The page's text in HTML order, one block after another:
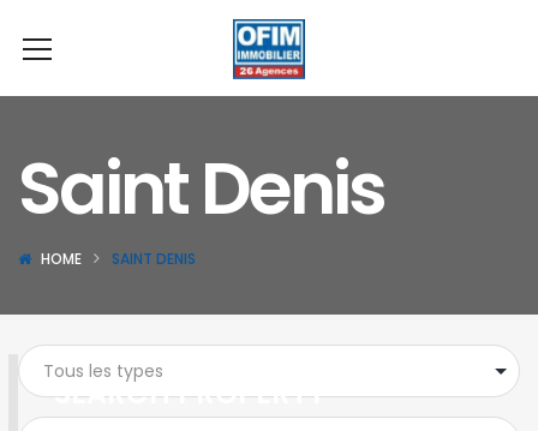
Saint Denis
HOME SAINT DENIS
SEARCH PROPERTY